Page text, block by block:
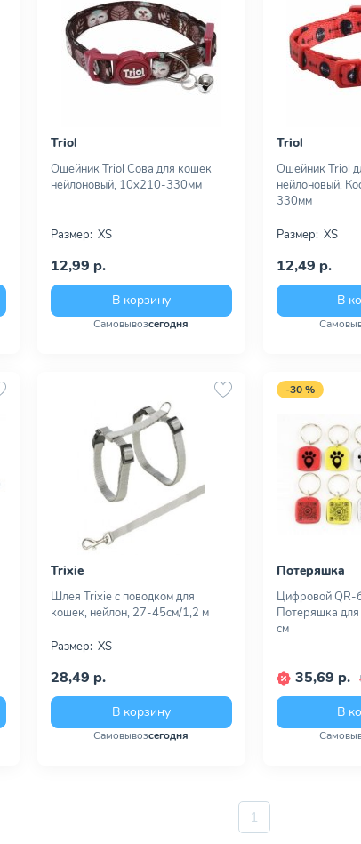
Triol
Ошейник Triol Сова для кошек
нейлоновый, 10х210-330мм
Размер: XS
12,99 р.
В корзину
Самовывозсегодня
Triol
Ошейник Triol
нейлоновый,
330мм
Размер: XS
12,49 р.
В
Trixie
Шлея Trixie с поводком для
кошек, нейлон, 27-45см/1,2 м
Размер: XS
28,49 р.
В корзину
Самовывозсегодня
-30 %
Потеряшка
Цифровой QR-
Потеряшка
см
35,69 р.
В
1